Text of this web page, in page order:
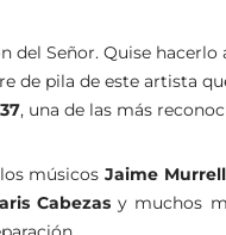
del Señor. Quise
de pila de este artista
, una de las más
los músicosJaime
Cabezasy muchos